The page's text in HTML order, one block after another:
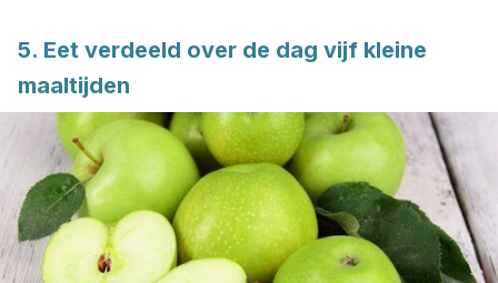
5. Eet verdeeld over de dag vijf kleine
maaltijden